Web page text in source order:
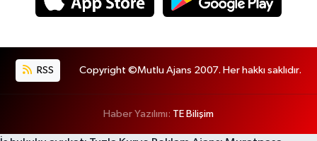
RSS Copyright ©Mutlu Ajans 2007. Her hakkı saklıdır.
Haber Yazılımı: TE Bilişim